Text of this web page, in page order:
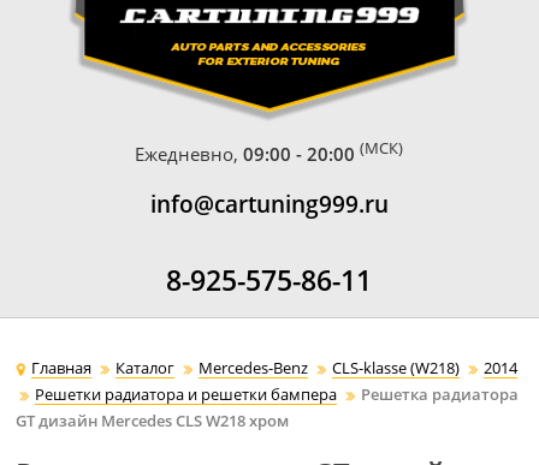
Ежедневно,09:00 - 20:00 (МСК)
info@cartuning999.ru
8-925-575-86-11
Главная Каталог Mercedes-Benz CLS-klasse (W218)
2014
Решетки радиатора и решетки бампера
Решетка радиатора
GT дизайн Mercedes CLS W218 хром